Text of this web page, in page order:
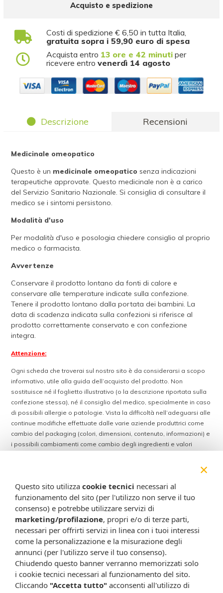
Acquisto e spedizione
Costi di spedizione € 6,50 in tutta Italia,
gratuita sopra i 59,90 euro di spesa
Acquista entro 13 ore e 42 minuti per
ricevere entrovenerdì 14 agosto
Descrizione Recensioni
Medicinale omeopatico
Questo è un medicinale omeopatico senza indicazioni
terapeutiche approvate. Questo medicinale non è a carico
del Servizio Sanitario Nazionale. Si consiglia di consultare il
medico se i sintomi persistono.
Modalità d'uso
Per modalità d'uso e posologia chiedere consiglio al proprio
medico o farmacista.
Avvertenze
Conservare il prodotto lontano da fonti di calore e
conservare alle temperature indicate sulla confezione.
Tenere il prodotto lontano dalla portata dei bambini. La
data di scadenza indicata sulla confezioni si riferisce al
prodotto correttamente conservato e con confezione
integra.
Attenzione:
Ogni scheda che troverai sul nostro sito è da considerarsi a scopo
informativo, utile alla guida dell’acquisto del prodotto. Non
sostituisce né il foglietto illustrativo (o la descrizione riportata sulla
confezione stessa), né il consiglio del medico, specialmente in caso
di possibili allergie o patologie. Vista la difficoltà nell’adeguarsi alle
continue modifiche effettuate dalle varie aziende produttrici come
cambio del packaging (colori, dimensioni, contenuto, informazioni) e
i possibili cambiamenti come cambio degli ingredienti e valori
alcuna responsabilità in caso di schede prodotto ed immagini non
aggiornate in tempo reale e presenza di errori o omissioni. Inoltre
non si assumono responsabilità in caso di qualsiasi problema
causato dall’accesso delle informazioni riportate sul sito
shop.farmaciacavalieri.it.
ISCRIVITI ALLA NEWSLETTER
Rimani aggiornato su tutte le promozioni
×
Questo sito utilizza cookie tecnici necessari al
funzionamento del sito (per l'utilizzo non serve il tuo
consenso) e potrebbe utilizzare servizi di
marketing/profilazione, propri e/o di terze parti,
necessari per offrirti servizi in linea con i tuoi interessi
come la personalizzazione e la misurazione degli
annunci (per l'utilizzo serve il tuo consenso).
Chiudendo questo banner verranno memorizzati solo
i cookie tecnici necessari al funzionamento del sito.
Cliccando "Accetta tutto" acconsenti all'utilizzo di